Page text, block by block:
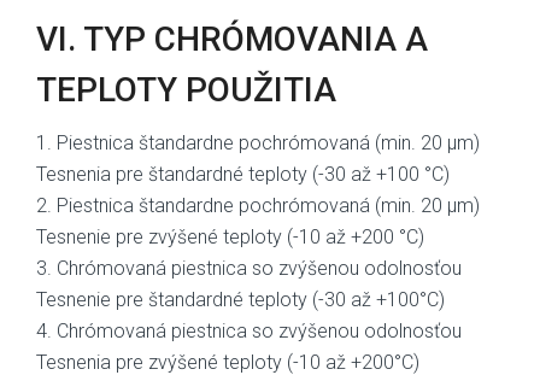
VI. TYP CHRÓMOVANIA A
TEPLOTY POUŽITIA
1. Piestnica štandardne pochrómovaná (min. 20 µm)
Tesnenia pre štandardné teploty (-30 až +100 °C)
2. Piestnica štandardne pochrómovaná (min. 20 µm)
Tesnenie pre zvýšené teploty (-10 až +200 °C)
3. Chrómovaná piestnica so zvýšenou odolnosťou
Tesnenie pre štandardné teploty (-30 až +100°C)
4. Chrómovaná piestnica so zvýšenou odolnosťou
Tesnenia pre zvýšené teploty (-10 až +200°C)